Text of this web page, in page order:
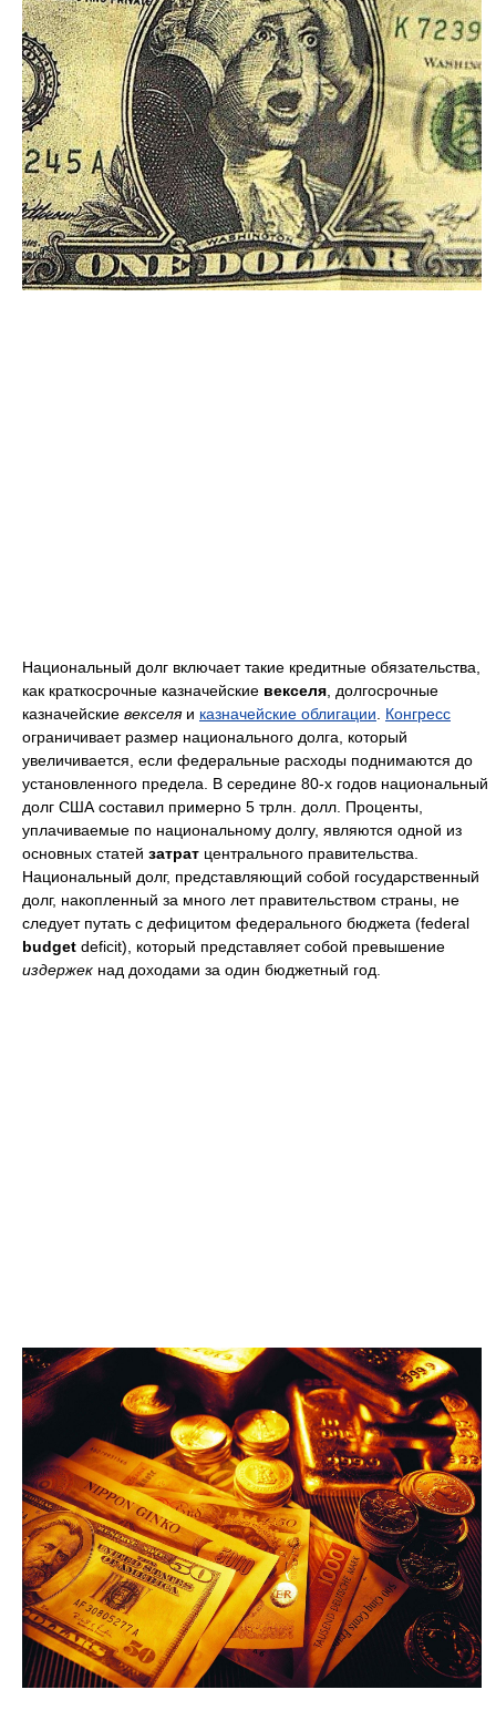
Национальный долг включает такие кредитные обязательства,
как краткосрочные казначейские векселя , долгосрочные
казначейские векселяи казначейские облигации
Конгресс
ограничивает размер национального долга, который
увеличивается, если федеральные расходы поднимаются до
установленного предела. В середине 80-х годов национальный
долг США составил примерно 5 трлн. долл. Проценты,
уплачиваемые по национальному долгу, являются одной из
основных статей затрат центрального правительства.
Национальный долг, представляющий собой государственный
долг, накопленный за много лет правительством страны, не
следует путать с дефицитом федерального бюджета (federal
budget deficit), который представляет собой превышение
издержек над доходами за один бюджетный год.